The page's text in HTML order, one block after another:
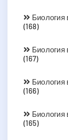
(168)
(167)
(166)
(165)